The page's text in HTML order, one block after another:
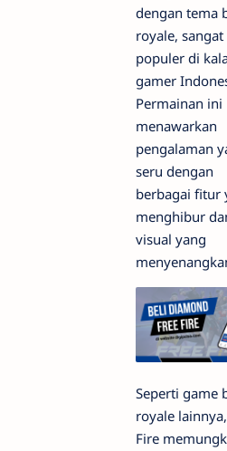
dengan tema
royale, sangat
populer di
gamer
Permainan ini
menawarkan
pengalaman
seru dengan
berbagai fitur
menghibur
visual yang
Seperti game
royale
Fire